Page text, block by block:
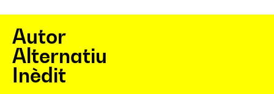
Autor
Alternatiu
Inèdit